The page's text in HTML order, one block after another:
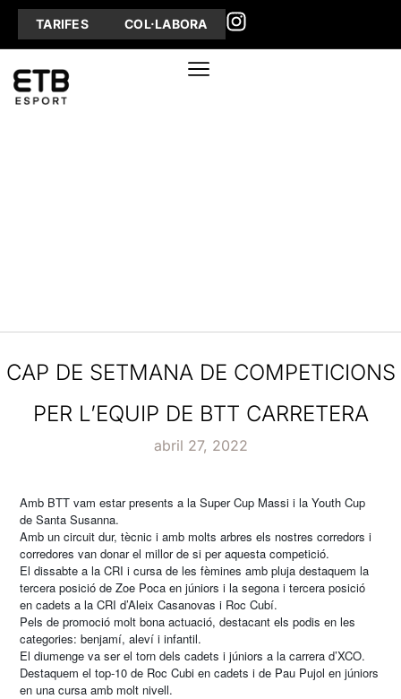
TARIFES COL·LABORA
CAP DE SETMANA DE COMPETICIONS
PER L’EQUIP DE BTT CARRETERA
abril 27, 2022
Amb BTT vam estar presents a la Super Cup Massi i la Youth Cup
de Santa Susanna.
Amb un circuit dur, tècnic i amb molts arbres els nostres corredors i
corredores van donar el millor de si per aquesta competició.
El dissabte a la CRI i cursa de les fèmines amb pluja destaquem la
tercera posició de Zoe Poca en júniors i la segona i tercera posició
en cadets a la CRI d’Aleix Casanovas i Roc Cubí.
Pels de promoció molt bona actuació, destacant els podis en les
categories: benjamí, aleví i infantil.
El diumenge va ser el torn dels cadets i júniors a la carrera d’XCO.
Destaquem el top-10 de Roc Cubi en cadets i de Pau Pujol en júniors
en una cursa amb molt nivell.